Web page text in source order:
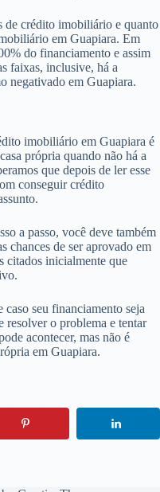
de crédito imobiliário e quanto
em Guapiara. Em
do financiamento e assim
faixas, inclusive, há a
negativado em Guapiara.
imobiliário em Guapiara é
própria quando não há a
que depois de ler esse
conseguir crédito
a passo, você deve também
chances de ser aprovado em
citados inicialmente que
seu financiamento seja
resolver o problema e tentar
acontecer, mas não é
em Guapiara.